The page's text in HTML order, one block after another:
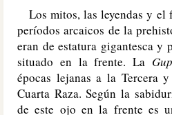
Los mitos, las leyendas y el
períodos arcaicos de la
eran de estatura gigantesca y
situado en la frente. La
épocas lejanas a la Tercera
Cuarta Raza. Según la
de este ojo en la frente es